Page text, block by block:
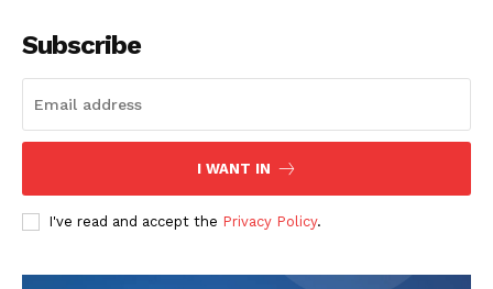
Subscribe
I WANT IN
I've read and accept the Privacy Policy.